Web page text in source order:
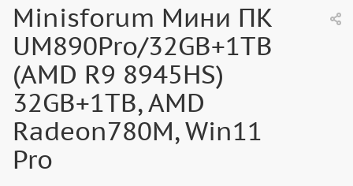
Minisforum Мини ПК
UM890Pro/32GB+1TB
(AMD R9 8945HS)
32GB+1TB, AMD
Radeon780M, Win11
Pro